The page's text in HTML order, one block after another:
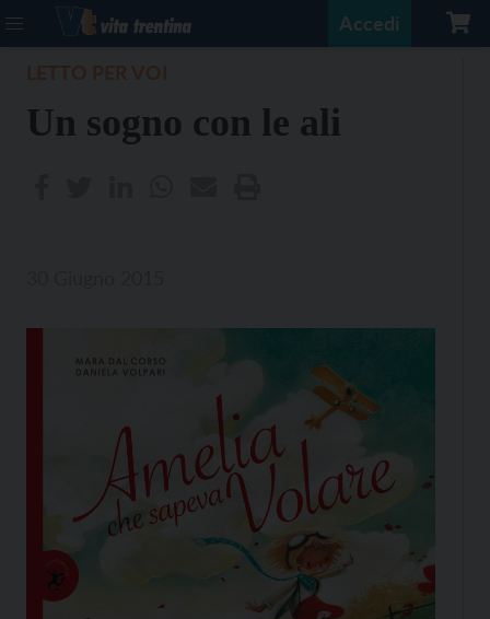
Accedi
Un sogno con le ali